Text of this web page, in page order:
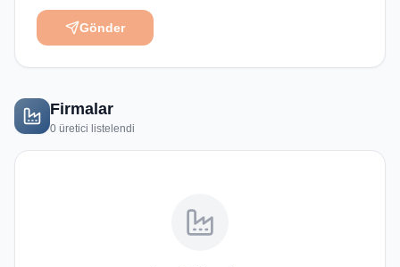
Gönder
Firmalar
0 üretici listelendi